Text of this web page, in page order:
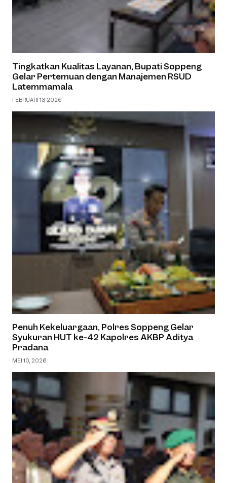
Tingkatkan Kualitas Layanan, Bupati Soppeng
Gelar Pertemuan dengan Manajemen RSUD
Latemmamala
FEBRUARI 13, 2026
Penuh Kekeluargaan, Polres Soppeng Gelar
Syukuran HUT ke-42 Kapolres AKBP Aditya
Pradana
MEI 10, 2026